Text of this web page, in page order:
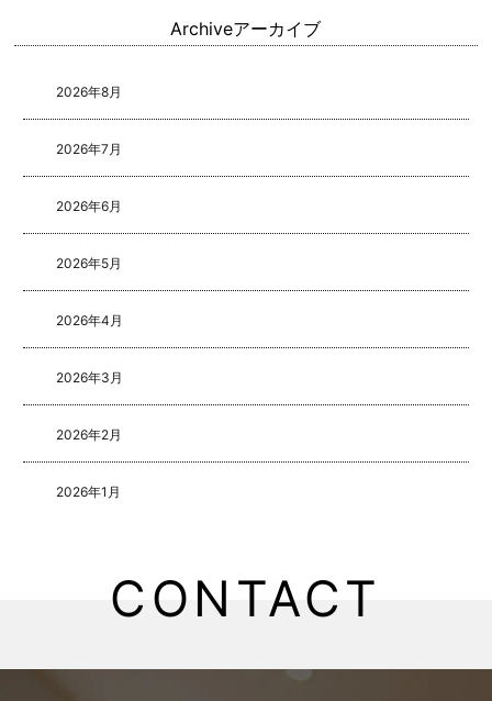
Archiveアーカイブ
2026年8月
2026年7月
2026年6月
2026年5月
2026年4月
2026年3月
2026年2月
2026年1月
2025年5月CONTACT